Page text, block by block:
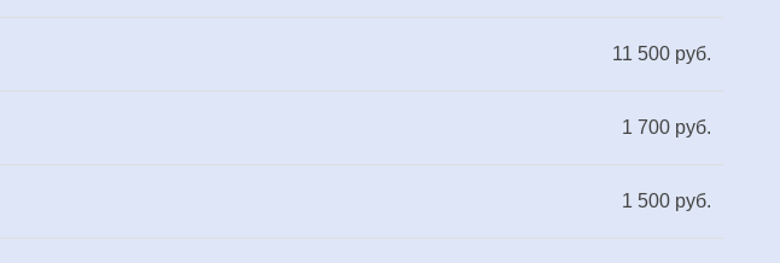
11 500 руб.
1 700 руб.
1 500 руб.